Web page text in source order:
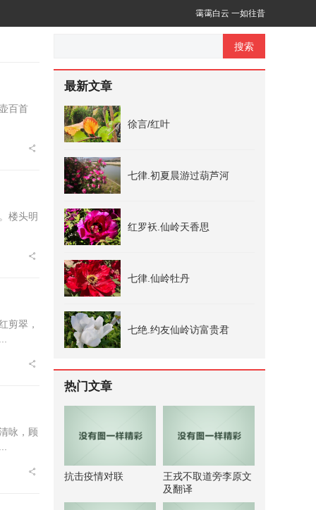
霭霭白云 一如往昔
百首
楼头明
剪翠，
咏，顾
搜索
最新文章
徐言/红叶
七律.初夏晨游过葫芦河
红罗袄.仙岭天香思
七律.仙岭牡丹
七绝.约友仙岭访富贵君
热门文章
抗击疫情对联
王戎不取道旁李原文
及翻译